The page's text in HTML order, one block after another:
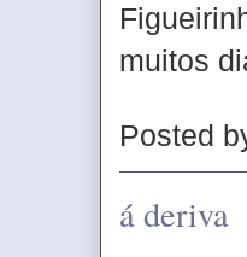
muitos
Posted
á deriva